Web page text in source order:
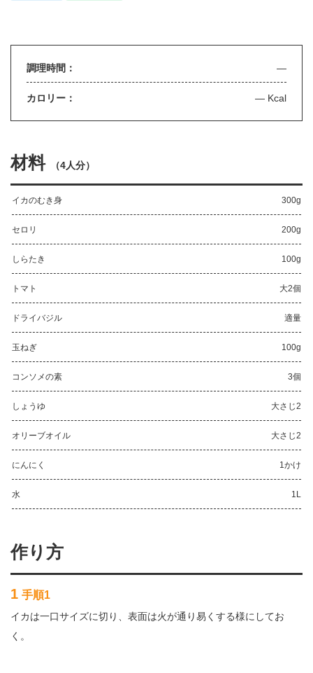
調理時間： —
カロリー： — Kcal
材料 （4人分）
イカのむき身 300g
セロリ 200g
しらたき 100g
トマト 大2個
ドライバジル 適量
玉ねぎ 100g
コンソメの素 3個
しょうゆ 大さじ2
オリーブオイル 大さじ2
にんにく 1かけ
水 1L
作り方
1 手順1
イカは一口サイズに切り、表面は火が通り易くする様にしてお
く。